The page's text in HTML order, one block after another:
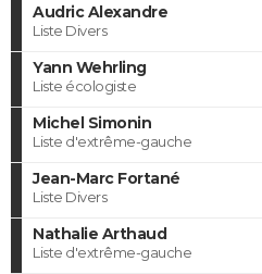
Audric Alexandre
Liste Divers
Yann Wehrling
Liste écologiste
Michel Simonin
Liste d'extrême-gauche
Jean-Marc Fortané
Liste Divers
Nathalie Arthaud
Liste d'extrême-gauche